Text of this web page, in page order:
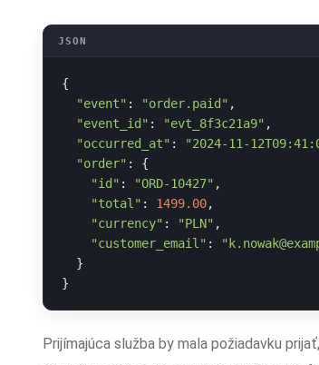
{
"event" : "order.paid" ,
"event_id" : "evt_8f3c21a9" ,
"occurred_at" : "2024-11-
"order" :
{
"id" : "ORD-10427" ,
"total" : 1499.00,
"currency" : "PLN" ,
"customer_email" :
}
}
Prijímajúca služba by mala požiadavku